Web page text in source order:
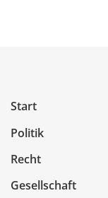
Start
Politik
Recht
Gesellschaft